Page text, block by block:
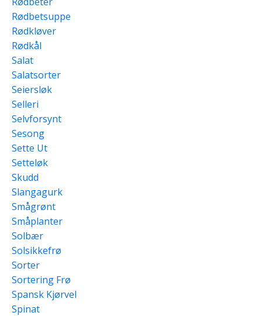
Rødbetsuppe
Rødkløver
Rødkål
Salat
Salatsorter
Seiersløk
Selleri
Selvforsynt
Sesong
Sette Ut
Setteløk
Skudd
Slangagurk
Smågrønt
Småplanter
Solbær
Solsikkefrø
Sorter
Sortering Frø
Spansk Kjørvel
Spinat